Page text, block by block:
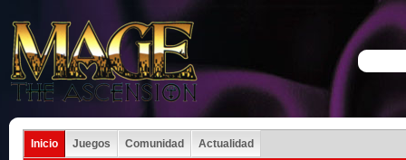
Inicio Juegos Comunidad Actualidad